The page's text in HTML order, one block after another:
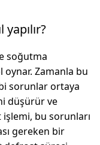
soğutma
Zamanla bu
sorunlar ortaya
düşürür ve
bu sorunları
gereken bir